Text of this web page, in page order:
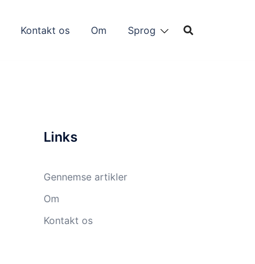
Kontakt os Om Sprog
Links
Gennemse artikler
Om
Kontakt os